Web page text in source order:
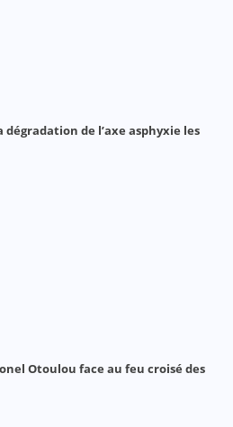
de l’axe asphyxie les
Otoulou face au feu croisé des